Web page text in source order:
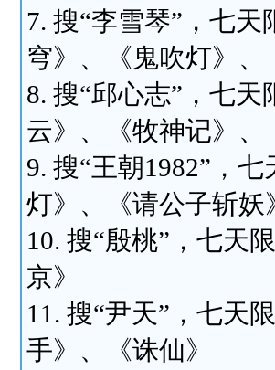
7. 搜“李雪琴”，七
穹》、《鬼吹灯》、
8. 搜“邱心志”，七
云》、《牧神记》
9. 搜“王朝1982”，
灯》、《请公子斩
10. 搜“殷桃”，七天
京》
11. 搜“尹天”，七天
手》、《诛仙》